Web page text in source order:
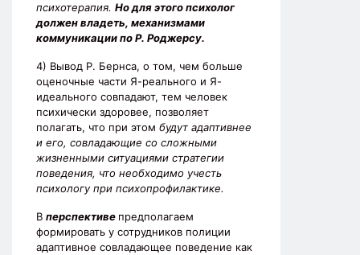
психотерапия. Но для этого психолог
должен владеть, механизмами
коммуникации по Р. Роджерсу.
4) Вывод Р. Бернса, о том, чем больше
оценочные части Я-реального и Я-
идеального совпадают, тем человек
психически здоровее, позволяет
полагать, что при этом будут адаптивнее
и его, совладающие со сложными
жизненными ситуациями стратегии
поведения, что необходимо учесть
психологу при психопрофилактике.
В перспективе предполагаем
формировать у сотрудников полиции
адаптивное совладающее поведение как